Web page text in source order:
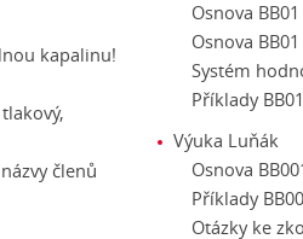
kapalinu!
členů
Osnova BB01
Osnova BB01
Systém
Příklady BB01
Výuka Luňák
Osnova
Příklady
Otázky ke